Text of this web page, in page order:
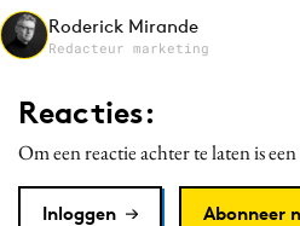
Media
Merkstrategie
Programmatic
Purpose Marketing
Reputatie & crisis
Roderick Mirande
Redacteur marketing
Reacties:
Om een reactie achter te laten is
Inloggen Abonneer